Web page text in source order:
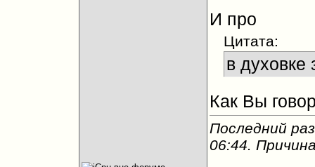
И про
Цитата:
в духовке
Как Вы
Последний
06:44.